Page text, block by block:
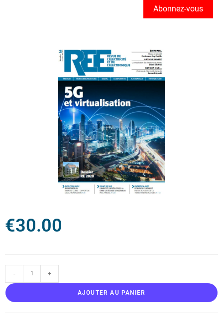
Abonnez-vous
€30.00
- +
AJOUTER AU PANIER